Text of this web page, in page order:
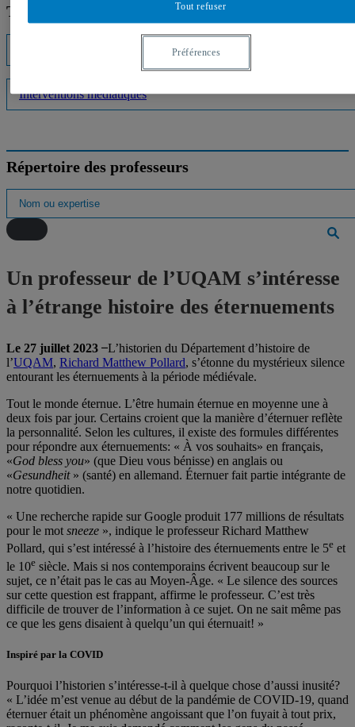
Trouver un expert
Interventions médiatiques
Répertoire des professeurs
Un professeur de l’UQAM s’intéresse
à l’étrange histoire des éternuements
Le 27 juillet 2023 ̶L’historien du Département d’histoire de
l’UQAM, Richard Matthew Pollard, s’étonne du mystérieux silence
entourant les éternuements à la période médiévale.
Tout le monde éternue. L’être humain éternue en moyenne une à
deux fois par jour. Certains croient que la manière d’éternuer reflète
la personnalité. Selon les cultures, il existe des formules différentes
pour répondre aux éternuements: « À vos souhaits» en français,
«God bless you» (que Dieu vous bénisse) en anglais ou
«Gesundheit» (santé) en allemand. Éternuer fait partie intégrante de
notre quotidien.
« Une recherche rapide sur Google produit 177 millions de résultats
pour le mot sneeze », indique le professeur Richard Matthew
Pollard, qui s’est intéressé à l’histoire des éternuements entre le 5e et
le 10e siècle. Mais si nos contemporains écrivent beaucoup sur le
sujet, ce n’était pas le cas au Moyen-Âge. « Le silence des sources
sur cette question est frappant, affirme le professeur. C’est très
difficile de trouver de l’information à ce sujet. On ne sait même pas
ce que les gens disaient à quelqu’un qui éternuait! »
Inspiré par la COVID
Pourquoi l’historien s’intéresse-t-il à quelque chose d’aussi inusité?
« L’idée m’est venue au début de la pandémie de COVID-19, quand
éternuer était un phénomène angoissant que l’on fuyait à tout prix,
Tout refuser
Préférences